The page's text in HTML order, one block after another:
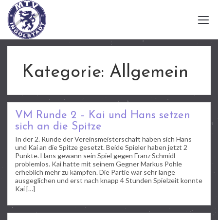
Kategorie: Allgemein
VM Runde 2 – Kai und Hans setzen
sich an die Spitze
In der 2. Runde der Vereinsmeisterschaft haben sich Hans
und Kai an die Spitze gesetzt. Beide Spieler haben jetzt 2
Punkte. Hans gewann sein Spiel gegen Franz Schmidl
problemlos. Kai hatte mit seinem Gegner Markus Pohle
erheblich mehr zu kämpfen. Die Partie war sehr lange
ausgeglichen und erst nach knapp 4 Stunden Spielzeit konnte
Kai […]